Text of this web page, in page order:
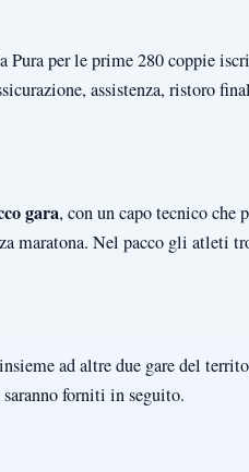
Pura per le prime 280 coppie
assistenza, ristoro
gara, con un capo tecnico che
maratona. Nel pacco gli atleti
ad altre due gare del
forniti in seguito.